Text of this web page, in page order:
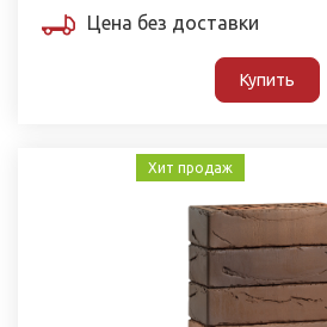
Цена без доставки
Купить
Хит продаж